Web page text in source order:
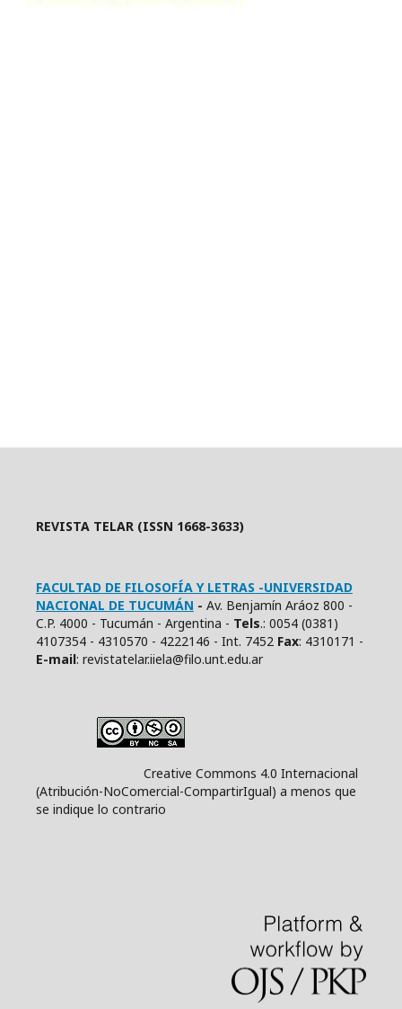
REVISTA TELAR (ISSN 1668-3633)
FACULTAD DE FILOSOFÍA Y LETRAS -UNIVERSIDAD
NACIONAL DE TUCUMÁN - Av. Benjamín Aráoz 800 -
C.P. 4000 - Tucumán - Argentina - Tels.: 0054 (0381)
4107354 - 4310570 - 4222146 - Int. 7452 Fax: 4310171 -
E-mail: revistatelar.iiela@filo.unt.edu.ar
Creative Commons 4.0 Internacional
(Atribución-NoComercial-CompartirIgual) a menos que
se indique lo contrario